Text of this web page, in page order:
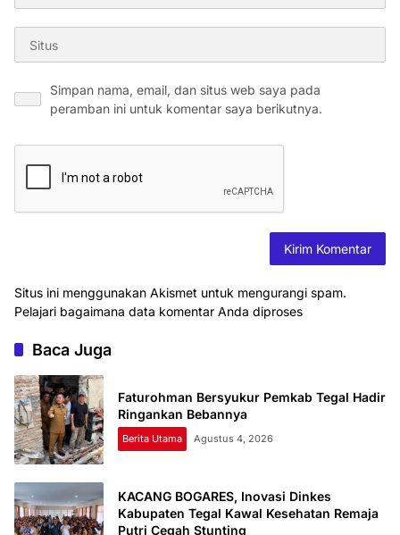
Simpan nama, email, dan situs web saya pada
peramban ini untuk komentar saya berikutnya.
Situs ini menggunakan Akismet untuk mengurangi spam.
Pelajari bagaimana data komentar Anda diproses
Baca Juga
Faturohman Bersyukur Pemkab Tegal Hadir
Ringankan Bebannya
Berita Utama Agustus 4, 2026
KACANG BOGARES, Inovasi Dinkes
Kabupaten Tegal Kawal Kesehatan Remaja
Putri Cegah Stunting